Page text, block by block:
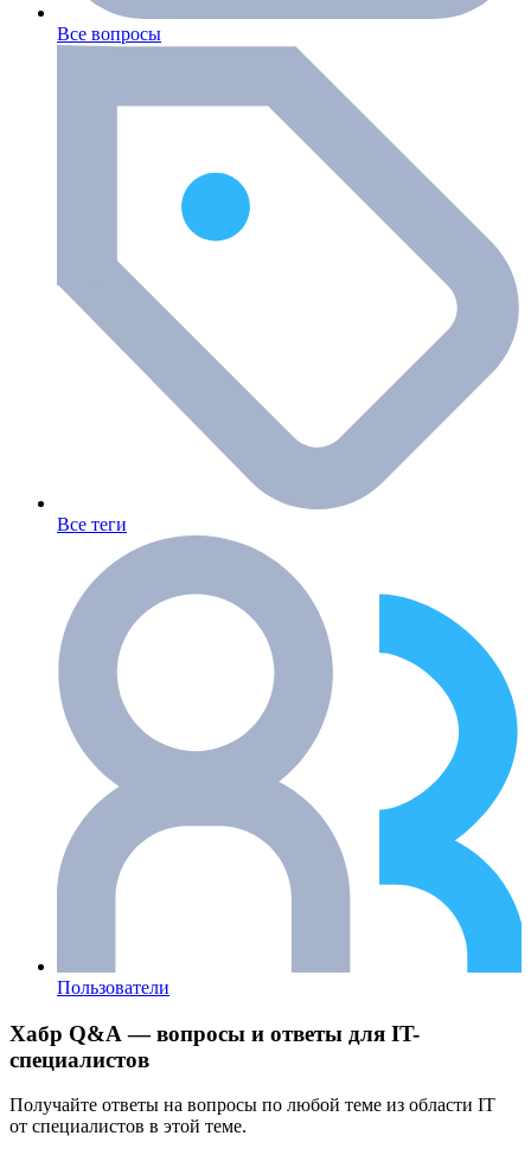
Все вопросы
Все теги
Пользователи
Хабр Q&A — вопросы и ответы для IT-
специалистов
Получайте ответы на вопросы по любой теме из области IT
от специалистов в этой теме.